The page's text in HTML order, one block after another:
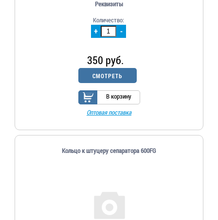
Реквизиты
+ -
Количество:
350 руб.
СМОТРЕТЬ
В корзину
Оптовая поставка
Кольцо к штуцеру сепаратора 600FG